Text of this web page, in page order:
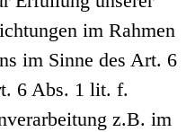
im Rahmen
im Sinne des Art. 6
6 Abs. 1 lit. f.
z.B. im